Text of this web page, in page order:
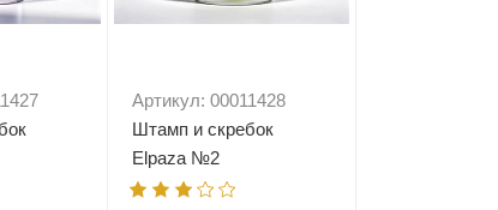
Артикул: 00011428
Штамп и скребок
Elpaza №2